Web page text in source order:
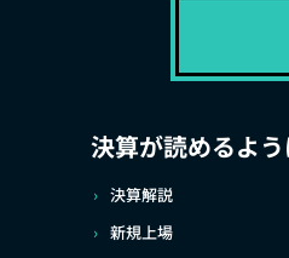
決算が読めるよ
決算解説
新規上場